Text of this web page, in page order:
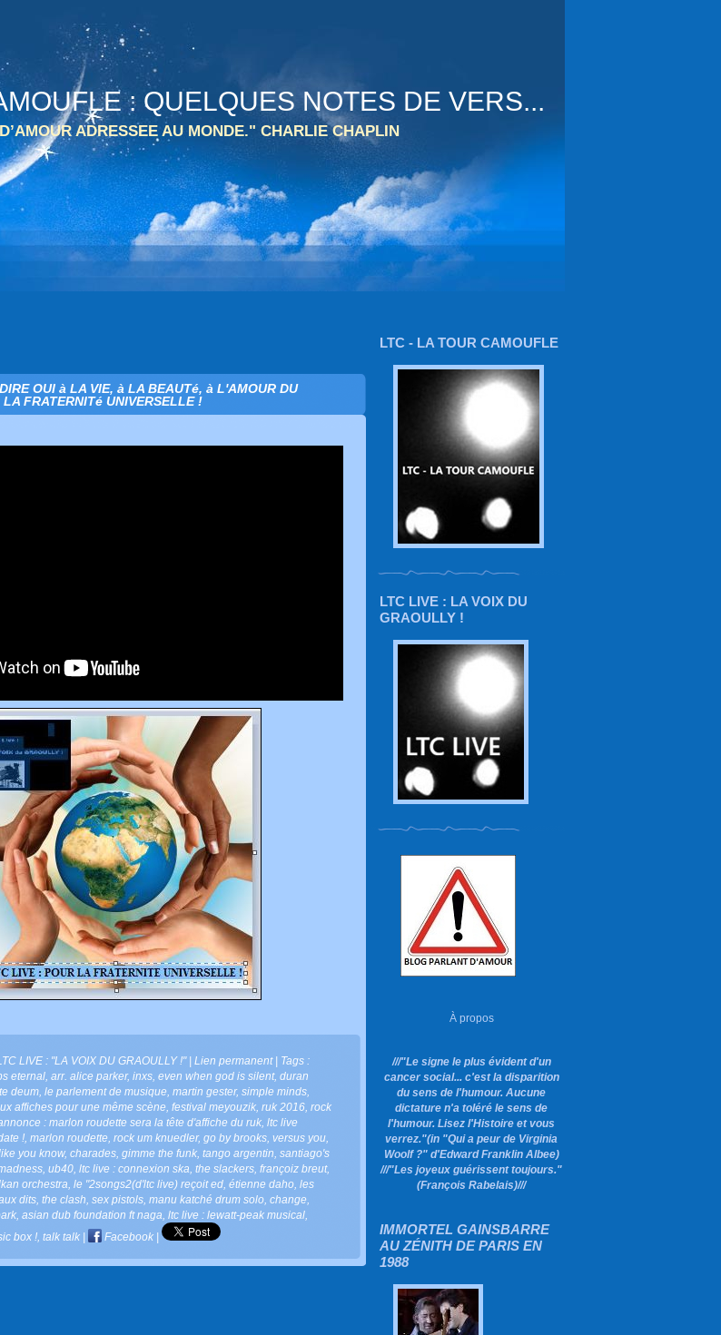
: QUELQUES NOTES DE VERS...
ADRESSEE AU MONDE." CHARLIE CHAPLIN
LTC - LA TOUR CAMOUFLE
LTC LIVE : LA VOIX DU
GRAOULLY !
À propos
///"Le signe le plus évident d'un
cancer social... c'est la disparition
du sens de l'humour. Aucune
dictature n'a toléré le sens de
l'humour. Lisez l'Histoire et vous
verrez."(in "Qui a peur de Virginia
Woolf ?"d'Edward Franklin Albee)
///"Les joyeux guérissent toujours."
(François Rabelais)///
IMMORTEL GAINSBARRE
AU ZÉNITH DE PARIS EN
1988
OUI à LA VIE, à LA BEAUTé, à L'AMOUR DU
FRATERNITé UNIVERSELLE !
LIVE : "LA VOIX DU GRAOULLY !"| Lien permanent| Tags :
eternal arr. alice parker, inxs even when god is silent, duran
te deum le parlement de musique martin gester, simple minds
affiches pour une même scène festival meyouzik ruk 2016 rock
: marlon roudette sera la tête d'affiche du ruk ltc live
! marlon roudette rock um knuedler, go by brooks versus you
you know, charades gimme the funk tango argentin santiago's
ub40 ltc live : connexion ska the slackers françoiz breut,
orchestra le "2songs2(d'ltc live) reçoit ed étienne daho les
dits the clash sex pistols manu katché drum solo change
asian dub foundation ft naga ltc live : lewatt-peak musical
box ! talk talk Facebook